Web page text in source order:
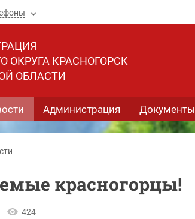
ОКРУГА КРАСНОГОРСК
ОБЛАСТИ
Администрация Документы
красногорцы!
424